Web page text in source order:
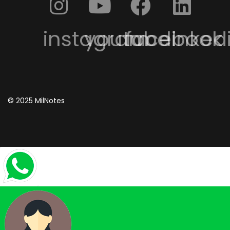
instagram
youtube
facebook
© 2025 MilNotes